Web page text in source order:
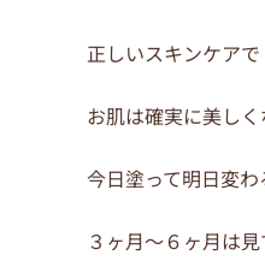
正しいスキンケアで
お肌は確実に美し
今日塗って明日変
３ヶ月～６ヶ月は